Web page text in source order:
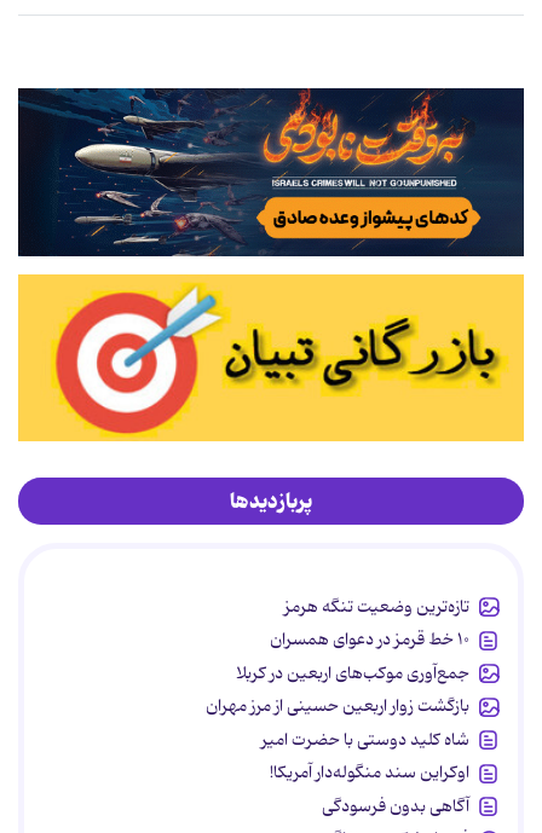
پربازدیدها
تازه‌ترین وضعیت تنگه هرمز
۱۰ خط قرمز در دعوای همسران
جمع‌آوری موکب‌های اربعین در کربلا
بازگشت زوار اربعین حسینی از مرز مهران
شاه کلید دوستی با حضرت امیر
اوکراین سند منگوله‌دار آمریکا!
آگاهی بدون فرسودگی